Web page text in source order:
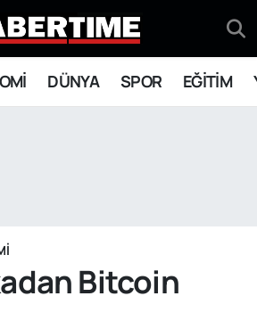
DÜNYA SPOR EĞİTİM
Bitcoin
Eczaneler
Durumu
Durumu ve Fikstür